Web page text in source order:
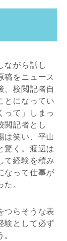
ながら話し
稿をニュース
、校閲記者自
とになってい
って」しまっ
閲記者とし
は笑い、平山
驚く。渡辺は
て経験を積み
なって仕事が
。
つらそうな表
験として必ず